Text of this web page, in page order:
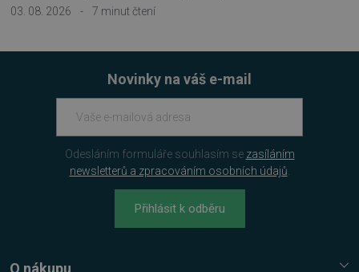
03. 08. 2026 - 7 minut čtení
Novinky na váš e-mail
Odesláním formuláře souhlasím se zasíláním
newsletterů a zpracováním osobních údajů
Přihlásit k odběru
O nákupu
__cf_bm
.heureka.cz